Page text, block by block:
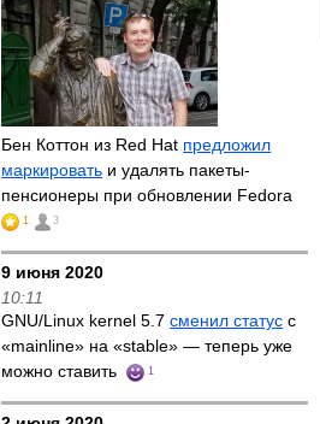
Бен Коттон из Red Hat предложил
маркировать и удалять пакеты-
пенсионеры при обновлении Fedora
1 3
9 июня 2020
10:11
GNU/Linux kernel 5.7сменил статус с
«mainline» на «stable» — теперь уже
можно ставить
1